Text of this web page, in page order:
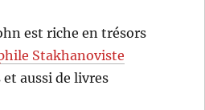
est riche en trésors
Stakhanoviste
aussi de livres